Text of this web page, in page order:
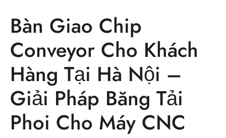
Bàn Giao Chip
Conveyor Cho Khách
Hàng Tại Hà Nội –
Giải Pháp Băng Tải
Phoi Cho Máy CNC